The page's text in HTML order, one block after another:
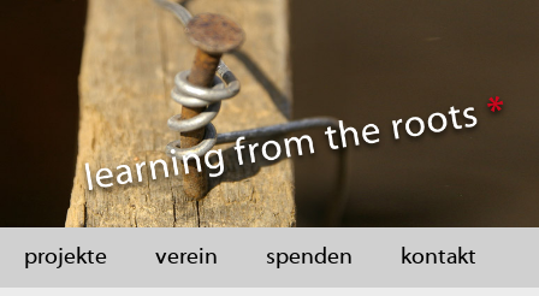
projekte verein spenden kontakt